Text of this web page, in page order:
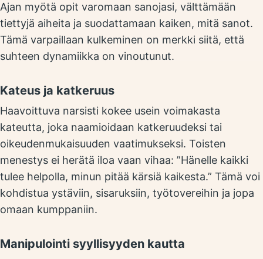
Ajan myötä opit varomaan sanojasi, välttämään
tiettyjä aiheita ja suodattamaan kaiken, mitä sanot.
Tämä varpaillaan kulkeminen on merkki siitä, että
suhteen dynamiikka on vinoutunut.
Kateus ja katkeruus
Haavoittuva narsisti kokee usein voimakasta
kateutta, joka naamioidaan katkeruudeksi tai
oikeudenmukaisuuden vaatimukseksi. Toisten
menestys ei herätä iloa vaan vihaa: ”Hänelle kaikki
tulee helpolla, minun pitää kärsiä kaikesta.” Tämä voi
kohdistua ystäviin, sisaruksiin, työtovereihin ja jopa
omaan kumppaniin.
Manipulointi syyllisyyden kautta